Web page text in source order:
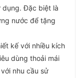
dụng. Đặc biệt là
nước để tặng
kế với nhiều kích
dùng thoải mái
nhu cầu sử